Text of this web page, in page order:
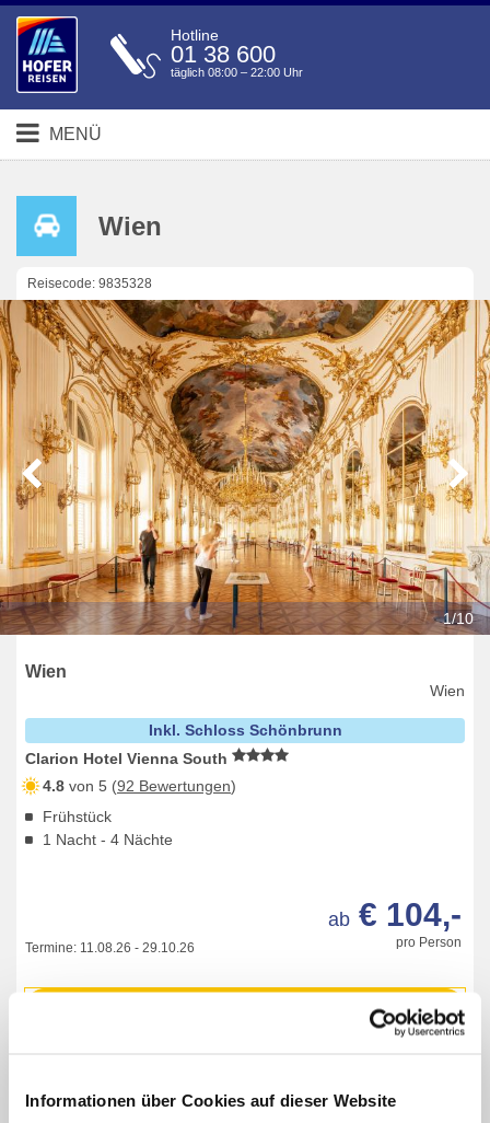
Informationen über Cookies auf dieser Website
Hotline
01 38 600
täglich 08:00 – 22:00 Uhr
MENÜ
Wien
Reisecode: 9835328
1/10
Wien
Wien
Inkl. Schloss Schönbrunn
Clarion Hotel Vienna South
4.8 von 5 (92 Bewertungen)
Frühstück
1 Nacht - 4 Nächte
Termine: 11.08.26 - 29.10.26 pro Person
ab € 104,-
INKLUSIV-LEISTUNGEN